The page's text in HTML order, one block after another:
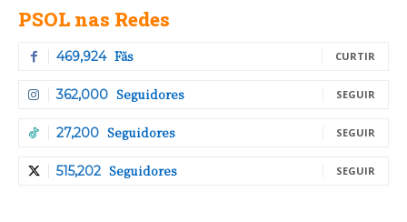
PSOL nas Redes
469,924 Fãs CURTIR
362,000 Seguidores SEGUIR
27,200 Seguidores SEGUIR
515,202 Seguidores SEGUIR